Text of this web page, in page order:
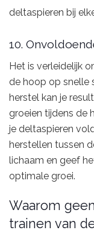
deltaspieren bij
10.
Het is verleidelijk
de hoop op snelle
herstel kan je
groeien tijdens de
je deltaspieren
herstellen tussen
lichaam en geef
optimale groei.
Waarom
trainen van